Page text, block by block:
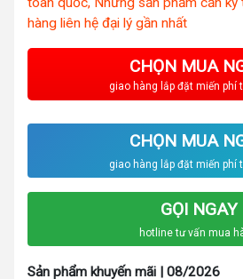
hàng liên hệ đại lý gần nhất
CHỌN MUA
giao hàng lắp đặt miến phí
CHỌN MUA
giao hàng lắp đặt miến phí
GỌI NGAY
hotline tư vấn mua
Sản phẩm khuyến mãi | 08/2026